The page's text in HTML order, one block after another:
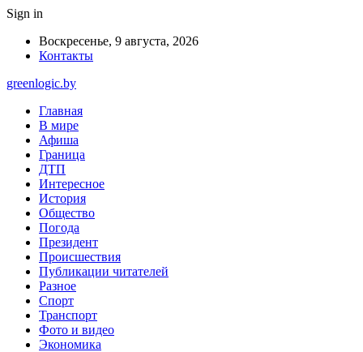
Sign in
Воскресенье, 9 августа, 2026
Контакты
greenlogic.by
Главная
В мире
Афиша
Граница
ДТП
Интересное
История
Общество
Погода
Президент
Происшествия
Публикации читателей
Разное
Спорт
Транспорт
Фото и видео
Экономика